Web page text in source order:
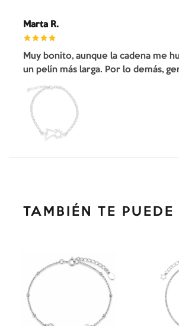
Marta R.
Muy bonito, aunque la cadena me
un pelín más larga. Por lo demás,
TAMBIÉN TE PUEDE